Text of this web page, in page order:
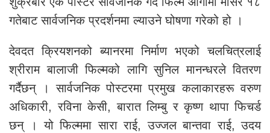
गतेबाट सार्वजनिक प्रदर्शनमा ल्याउने घोषणा गरेको हो ।
देवदत क्रियशनको ब्यानरमा निर्माण भएको चलचित्रलाई
श्रीराम बालाजी फिल्मको लागि सुनिल मानन्धरले वितरण
गर्दैछन् । सार्वजनिक पोस्टरमा प्रमुख कलाकारहरू वरुण
अधिकारी, रविना केसी, बारात लिम्बु र कृष्ण थापा फिचर्ड
छन् । यो फिल्ममा सारा राई, उज्जल बान्तवा राई, उदय